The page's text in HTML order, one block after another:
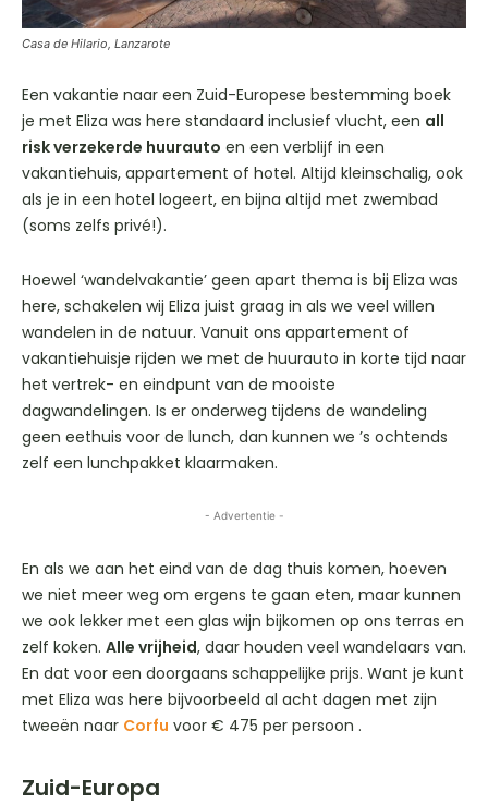
Casa de Hilario, Lanzarote
Een vakantie naar een Zuid-Europese bestemming boek
je met Eliza was here standaard inclusief vlucht, een all
risk verzekerde huurauto en een verblijf in een
vakantiehuis, appartement of hotel. Altijd kleinschalig, ook
als je in een hotel logeert, en bijna altijd met zwembad
(soms zelfs privé!).
Hoewel ‘wandelvakantie’ geen apart thema is bij Eliza was
here, schakelen wij Eliza juist graag in als we veel willen
wandelen in de natuur. Vanuit ons appartement of
vakantiehuisje rijden we met de huurauto in korte tijd naar
het vertrek- en eindpunt van de mooiste
dagwandelingen. Is er onderweg tijdens de wandeling
geen eethuis voor de lunch, dan kunnen we ’s ochtends
zelf een lunchpakket klaarmaken.
- Advertentie -
En als we aan het eind van de dag thuis komen, hoeven
we niet meer weg om ergens te gaan eten, maar kunnen
we ook lekker met een glas wijn bijkomen op ons terras en
zelf koken. Alle vrijheid, daar houden veel wandelaars van.
En dat voor een doorgaans schappelijke prijs. Want je kunt
met Eliza was here bijvoorbeeld al acht dagen met zijn
tweeën naar Corfu voor € 475 per persoon .
Zuid-Europa